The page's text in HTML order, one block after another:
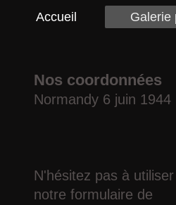
Accueil Galerie
Nos coordonnées
Normandy 6 juin 1944
N'hésitez pas à utiliser
notre formulaire de